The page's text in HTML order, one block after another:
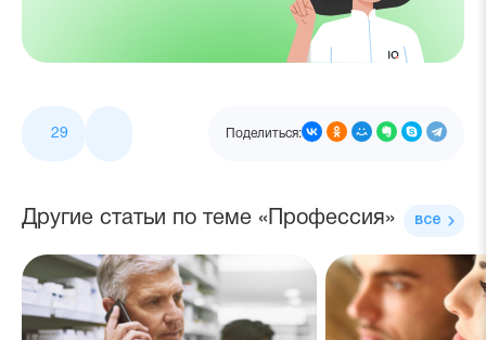
29 Поделиться:
Другие статьи по теме «Профессия» все